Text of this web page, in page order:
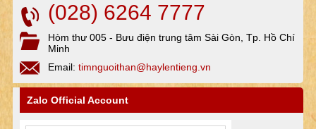
(028) 6264 7777
Hòm thư 005 - Bưu điện trung tâm Sài Gòn, Tp. Hồ Chí
Minh
Email: timnguoithan@haylentieng.vn
Zalo Official Account